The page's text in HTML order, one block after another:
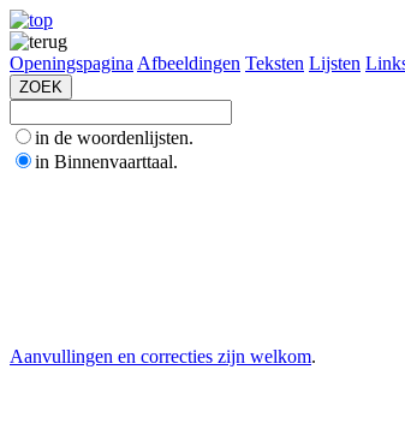
Openingspagina Afbeeldingen Teksten Lijsten
in de woordenlijsten.
in Binnenvaarttaal.
Aanvullingen en correcties zijn welkom.